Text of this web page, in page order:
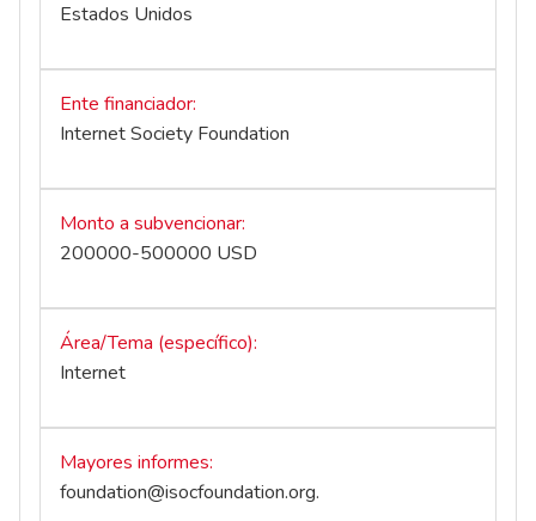
Estados Unidos
Ente financiador
Internet Society Foundation
Monto a subvencionar
200000-500000 USD
Área/Tema (específico)
Internet
Mayores informes
foundation@isocfoundation.org.